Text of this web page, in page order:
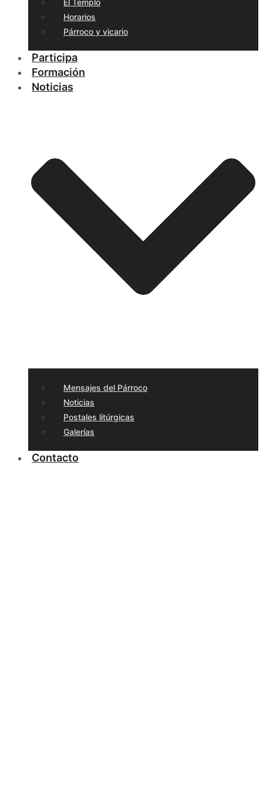
Horarios
Párroco y vicario
Participa
Formación
Noticias
Mensajes del Párroco
Noticias
Postales litúrgicas
Galerías
Contacto